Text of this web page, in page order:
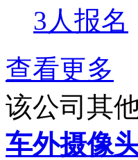
3人报名
查看更多
该公司其
车外摄像